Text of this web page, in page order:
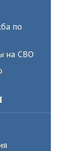
по
на СВО